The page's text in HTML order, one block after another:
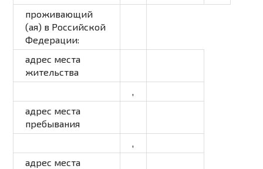
проживающий
(ая) в Российской
Федерации:
адрес места
жительства
,
адрес места
пребывания
,
адрес места